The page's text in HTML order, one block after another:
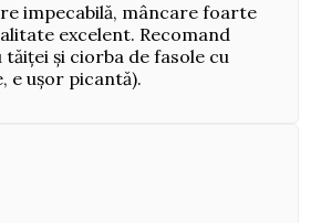
impecabilă, mâncare foarte
excelent. Recomand
tăiței și ciorba de fasole cu
e ușor picantă).